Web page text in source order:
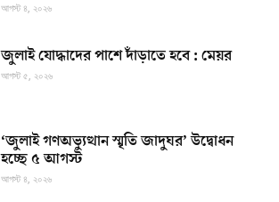
আগস্ট ৪, ২০২৬
জুলাই যোদ্ধাদের পাশে দাঁড়াতে হবে : মেয়র
আগস্ট ৫, ২০২৬
‘জুলাই গণঅভ্যুত্থান স্মৃতি জাদুঘর’ উদ্বোধন
হচ্ছে ৫ আগস্ট
আগস্ট ৪, ২০২৬